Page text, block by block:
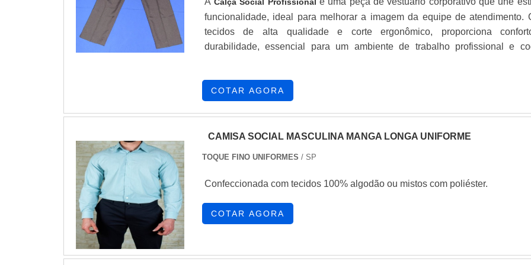
Calça Social Profissional
funcionalidade, ideal para melhorar a imagem da equipe de atendimento.
tecidos de alta qualidade e corte ergonômico, proporciona
durabilidade, essencial para um ambiente de trabalho profissional e
COTAR AGORA
CAMISA SOCIAL MASCULINA MANGA LONGA UNIFORME
TOQUE FINO UNIFORMES / SP
Confeccionada com tecidos 100% algodão ou mistos com poliéster.
COTAR AGORA